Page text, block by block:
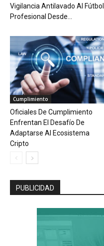
Vigilancia Antilavado Al Fútbol
Profesional Desde...
Cumplimiento
Oficiales De Cumplimiento
Enfrentan El Desafío De
Adaptarse Al Ecosistema
Cripto
PUBLICIDAD